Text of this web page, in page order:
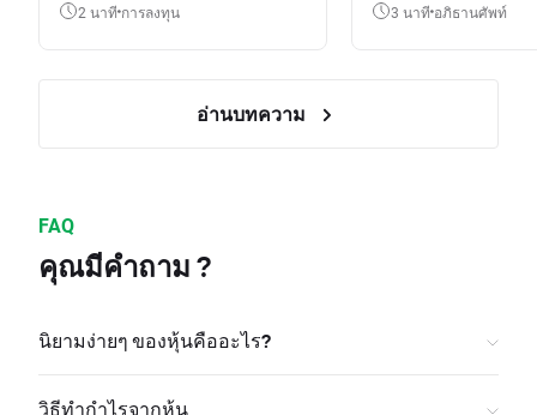
2 นาที การลงทุน 3 นาที อภิธานศัพท์
อ่านบทความ
FAQ
คุณมีคำถาม ?
นิยามง่ายๆ ของหุ้นคืออะไร?
วิธีทำกำไรจากหุ้น